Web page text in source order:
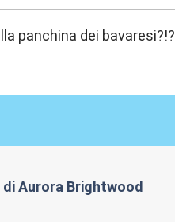
panchina dei bavaresi?!?
Aurora Brightwood